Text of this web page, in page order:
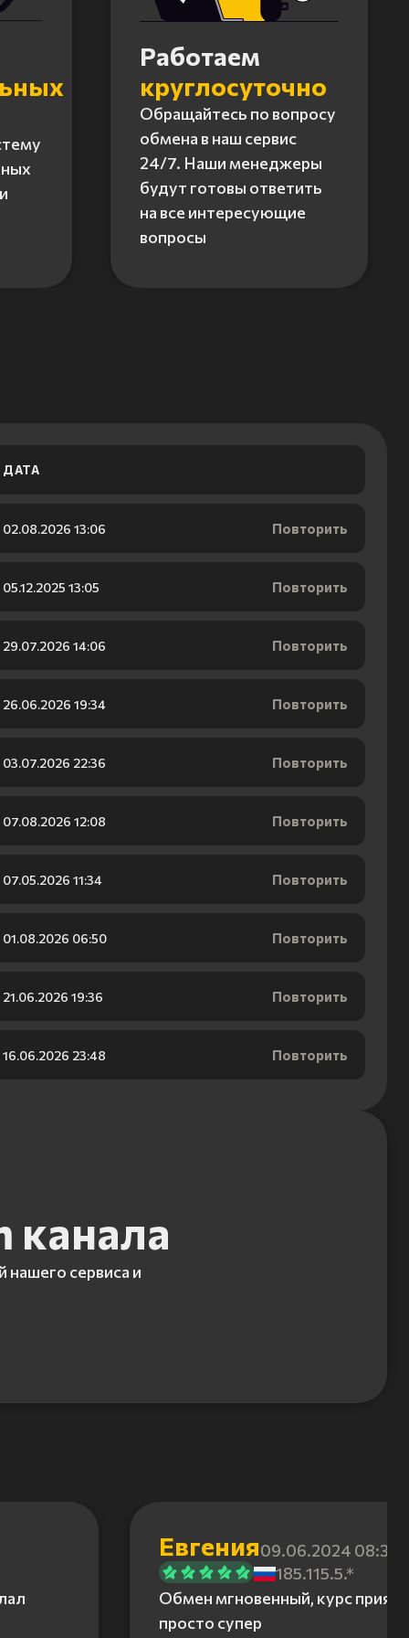
Работаем
круглосуточно
Обращайтесь по вопросу
обмена в наш сервис
24/7. Наши менеджеры
будут готовы ответить
на все интересующие
вопросы
ДАТА
02.08.2026 13:06 Повторить
05.12.2025 13:05 Повторить
29.07.2026 14:06 Повторить
26.06.2026 19:34 Повторить
03.07.2026 22:36 Повторить
07.08.2026 12:08 Повторить
07.05.2026 11:34 Повторить
01.08.2026 06:50 Повторить
21.06.2026 19:36 Повторить
16.06.2026 23:48 Повторить
канала
сервиса и
Евгения09.06.2024 08:31
185.115.5.*
Обмен мгновенный, курс
просто супер